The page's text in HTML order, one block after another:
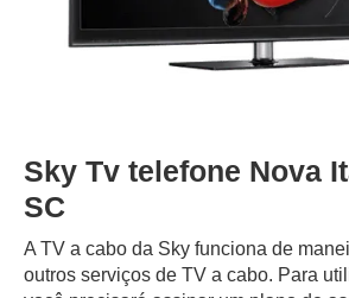
Sky Tv telefone Nova
SC
A TV a cabo da Sky funciona de
outros serviços de TV a cabo. Para